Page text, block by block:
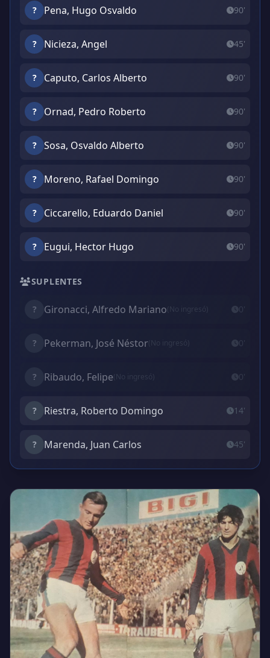
? Pena, Hugo Osvaldo 90'
? Nicieza, Angel 45'
? Caputo, Carlos Alberto 90'
? Ornad, Pedro Roberto 90'
? Sosa, Osvaldo Alberto 90'
? Moreno, Rafael Domingo 90'
? Ciccarello, Eduardo Daniel 90'
? Eugui, Hector Hugo 90'
SUPLENTES
? Gironacci, Alfredo Mariano(No ingresó) 0'
? Pekerman, José Néstor(No ingresó) 0'
? Ribaudo, Felipe(No ingresó) 0'
? Riestra, Roberto Domingo 14'
? Marenda, Juan Carlos 45'